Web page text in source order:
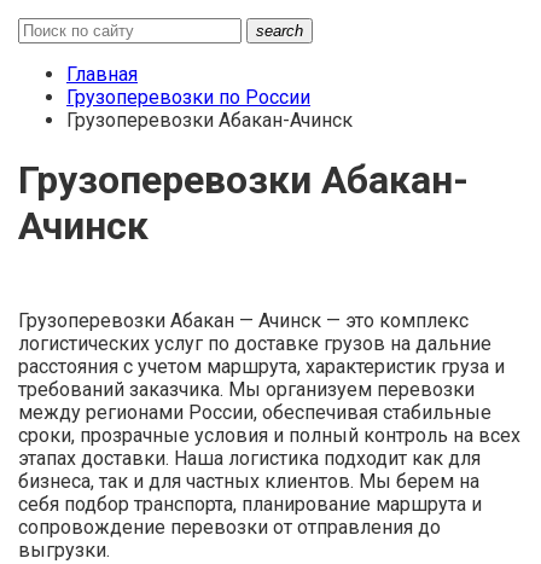
search
Главная
Грузоперевозки по России
Грузоперевозки Абакан-Ачинск
Грузоперевозки Абакан-
Ачинск
Грузоперевозки Абакан — Ачинск — это комплекс
логистических услуг по доставке грузов на дальние
расстояния с учетом маршрута, характеристик груза и
требований заказчика. Мы организуем перевозки
между регионами России, обеспечивая стабильные
сроки, прозрачные условия и полный контроль на всех
этапах доставки. Наша логистика подходит как для
бизнеса, так и для частных клиентов. Мы берем на
себя подбор транспорта, планирование маршрута и
сопровождение перевозки от отправления до
выгрузки.